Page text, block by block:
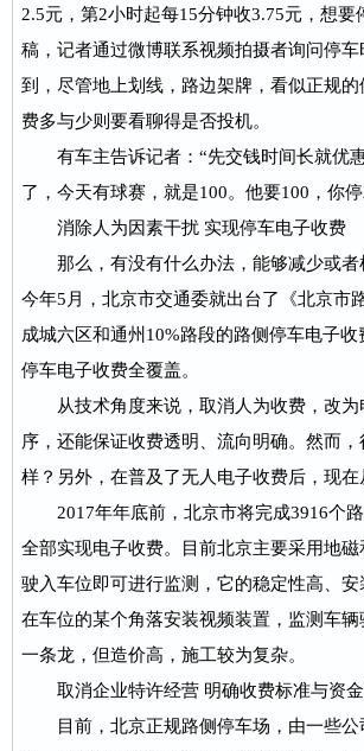
2.5元，第2小时起每15分钟收3.75元，想
稿，记者通过微博联系视频拍摄者询问停
到，尽管地上划线，路边架牌，看似正规
费多与少则要看聊得是否投机。
有车主告诉记者：“先交钱时间长就优惠
了，今天有球赛，就是100。他要100，你
消除人为因素干扰 实现停车电子收费
那么，有没有什么办法，能够减少或者
今年5月，北京市交通委就出台了《北京市
成城六区和通州10%路段的路侧停车电子
停车电子收费全覆盖。
从技术角度来说，取消人为收费，改为
序，还能保证收费透明、流向明确。然而
样？另外，在普及了无人电子收费后，现
2017年年底前，北京市将完成3916个路
全部实现电子收费。目前北京主要采用地
驶入车位即可进行监测，它的稳定性高、
在车位的某个角落安装视频装置，监测车
一条龙，但造价高，施工较为复杂。
取消企业特许经营 明确收费标准与资金
目前，北京正规路侧停车场，由一些公